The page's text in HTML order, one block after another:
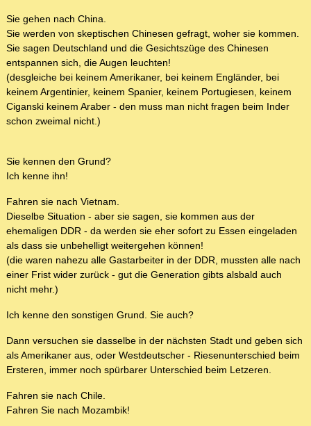
Sie gehen nach China.
Sie werden von skeptischen Chinesen gefragt, woher sie kommen.
Sie sagen Deutschland und die Gesichtszüge des Chinesen
entspannen sich, die Augen leuchten!
(desgleiche bei keinem Amerikaner, bei keinem Engländer, bei
keinem Argentinier, keinem Spanier, keinem Portugiesen, keinem
Ciganski keinem Araber - den muss man nicht fragen beim Inder
schon zweimal nicht.)
Sie kennen den Grund?
Ich kenne ihn!
Fahren sie nach Vietnam.
Dieselbe Situation - aber sie sagen, sie kommen aus der
ehemaligen DDR - da werden sie eher sofort zu Essen eingeladen
als dass sie unbehelligt weitergehen können!
(die waren nahezu alle Gastarbeiter in der DDR, mussten alle nach
einer Frist wider zurück - gut die Generation gibts alsbald auch
nicht mehr.)
Ich kenne den sonstigen Grund. Sie auch?
Dann versuchen sie dasselbe in der nächsten Stadt und geben sich
als Amerikaner aus, oder Westdeutscher - Riesenunterschied beim
Ersteren, immer noch spürbarer Unterschied beim Letzeren.
Fahren sie nach Chile.
Fahren Sie nach Mozambik!